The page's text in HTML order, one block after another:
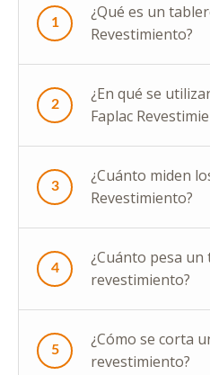
1
¿Qué es un
Revestimiento?
2
¿En qué se
Faplac
3
¿Cuánto miden
Revestimiento?
4
¿Cuánto pesa un
revestimiento?
5
¿Cómo se corta
revestimiento?